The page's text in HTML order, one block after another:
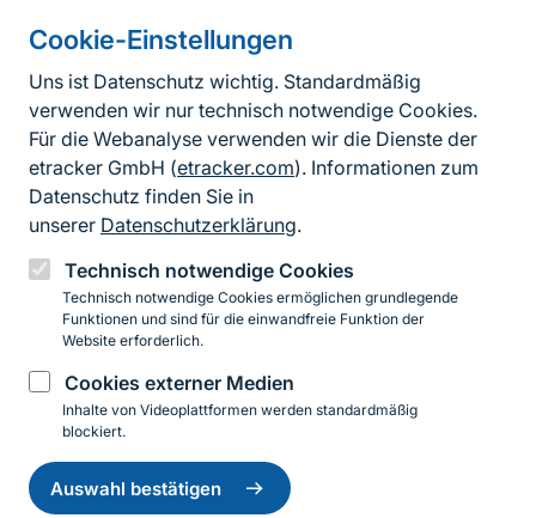
Cookie-Einstellungen
Uns ist Datenschutz wichtig. Standardmäßig
verwenden wir nur technisch notwendige Cookies.
Für die Webanalyse verwenden wir die Dienste der
etracker GmbH (etracker.com). Informationen zum
Datenschutz finden Sie in
unserer Datenschutzerklärung.
Technisch notwendige Cookies
Technisch notwendige Cookies ermöglichen grundlegende
Funktionen und sind für die einwandfreie Funktion der
Website erforderlich.
Cookies externer Medien
Inhalte von Videoplattformen werden standardmäßig
blockiert.
Auswahl bestätigen
Einwilligung
zurückziehen
FußzeileKontakt
FAQ
Erklärung zur Barrierefreiheit
Datenschutzerklärung
Impressum
BfN-Webauftritt
YouTubeLinkedIn
© 2026 Bundesamt für Naturschutz